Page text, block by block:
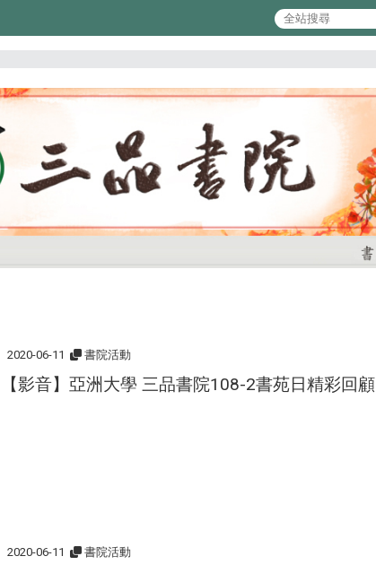
2020-06-11 書院活動
【影音】亞洲大學 三品書院108-2書苑日精彩回顧
2020-06-11 書院活動